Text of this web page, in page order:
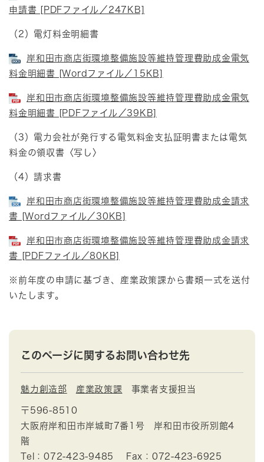
申請書 [PDFファイル／247KB]
（2）電灯料金明細書
岸和田市商店街環境整備施設等維持管理費助成金電気
料金明細書 [Wordファイル／15KB]
岸和田市商店街環境整備施設等維持管理費助成金電気
料金明細書 [PDFファイル／39KB]
（3）電力会社が発行する電気料金支払証明書または電気
料金の領収書〈写し〉
（4）請求書
岸和田市商店街環境整備施設等維持管理費助成金請求
書 [Wordファイル／30KB]
岸和田市商店街環境整備施設等維持管理費助成金請求
書 [PDFファイル／80KB]
※前年度の申請に基づき、産業政策課から書類一式を送付
いたします。
このページに関するお問い合わせ先
魅力創造部 産業政策課 事業者支援担当
〒596-8510
大阪府岸和田市岸城町7番1号 岸和田市役所別館4
階
Tel：072-423-9485
Fax：072-423-6925